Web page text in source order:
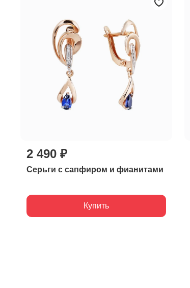
2 490 ₽
Серьги с сапфиром и фианитами
Купить